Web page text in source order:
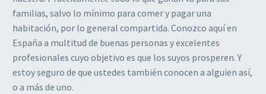
familias, salvo lo mínimo para comer y pagar una
habitación, por lo general compartida. Conozco aquí en
España a multitud de buenas personas y excelentes
profesionales cuyo objetivo es que los suyos prosperen. Y
estoy seguro de que ustedes también conocen a alguien así,
o a más de uno.